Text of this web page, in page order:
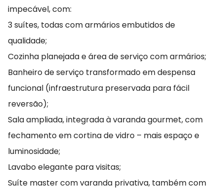
impecável, com:
3 suítes, todas com armários embutidos de
qualidade;
Cozinha planejada e área de serviço com armários;
Banheiro de serviço transformado em despensa
funcional (infraestrutura preservada para fácil
reversão);
Sala ampliada, integrada à varanda gourmet, com
fechamento em cortina de vidro – mais espaço e
luminosidade;
Lavabo elegante para visitas;
Suíte master com varanda privativa, também com